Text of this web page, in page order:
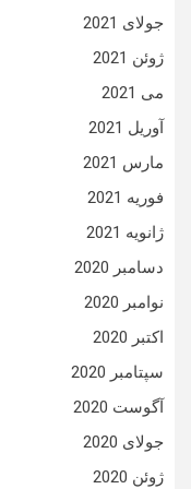
جولای 2021
ژوئن 2021
می 2021
آوریل 2021
مارس 2021
فوریه 2021
ژانویه 2021
دسامبر 2020
نوامبر 2020
اکتبر 2020
سپتامبر 2020
آگوست 2020
جولای 2020
ژوئن 2020